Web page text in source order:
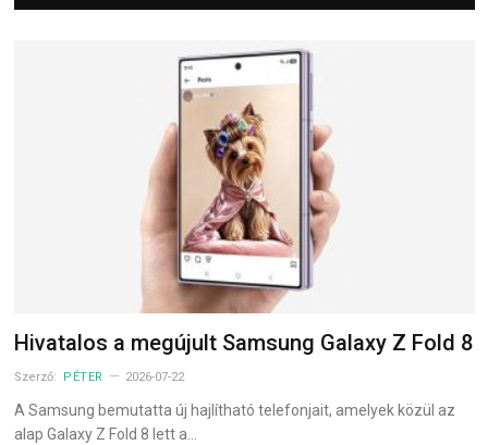
Hivatalos a megújult Samsung Galaxy Z Fold 8
Szerző: PÉTER 2026-07-22
A Samsung bemutatta új hajlítható telefonjait, amelyek közül az
alap Galaxy Z Fold 8 lett a…